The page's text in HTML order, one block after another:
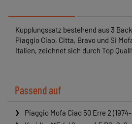
Kupplungssatz bestehend aus 3
Piaggio Ciao, Citta, Bravo und Si
Italien, zeichnet sich durch Top
Passend auf
Piaggio Mofa Ciao 50 Erre 2 (1974-